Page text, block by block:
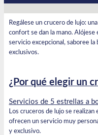
Regálese un crucero de lujo:
confort se dan la mano.
servicio excepcional, saboree
exclusivos.
¿Por qué elegir un
Servicios de 5 estrellas a
Los cruceros de lujo se
ofrecen un servicio muy
y exclusivo.